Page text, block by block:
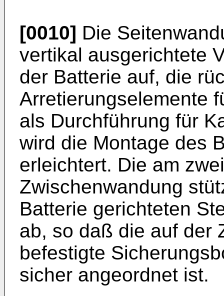
[0010] Die
vertikal ausgerichtete
der Batterie auf, die
Arretierungselemente
als Durchführung für
wird die Montage des
erleichtert. Die am
Zwischenwandung
Batterie gerichteten
ab, so daß die auf der
befestigte
sicher angeordnet ist.